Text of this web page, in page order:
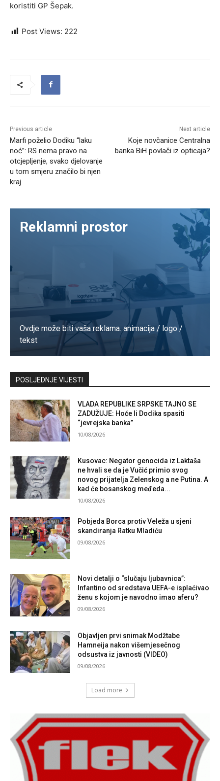
koristiti GP Šepak.
Post Views: 222
Previous article
Marfi poželio Dodiku “laku
noć”: RS nema pravo na
otcjepljenje, svako djelovanje
u tom smjeru značilo bi njen
kraj
Next article
Koje novčanice Centralna
banka BiH povlači iz opticaja?
Reklamni prostor
Ovdje može biti vaša reklama. animacija / logo /
tekst
Kontaktirajte nas
POSLJEDNJE VIJESTI
VLADA REPUBLIKE SRPSKE TAJNO SE
ZADUŽUJE: Hoće li Dodika spasiti
“jevrejska banka”
10/08/2026
Kusovac: Negator genocida iz Laktaša
ne hvali se da je Vučić primio svog
novog prijatelja Zelenskog a ne Putina. A
kad će bosanskog međeda...
10/08/2026
Pobjeda Borca protiv Veleža u sjeni
skandiranja Ratku Mladiću
09/08/2026
Novi detalji o “slučaju ljubavnica”:
Infantino od sredstava UEFA-e isplaćivao
ženu s kojom je navodno imao aferu?
09/08/2026
Objavljen prvi snimak Modžtabe
Hamneija nakon višemjesečnog
odsustva iz javnosti (VIDEO)
09/08/2026
Load more